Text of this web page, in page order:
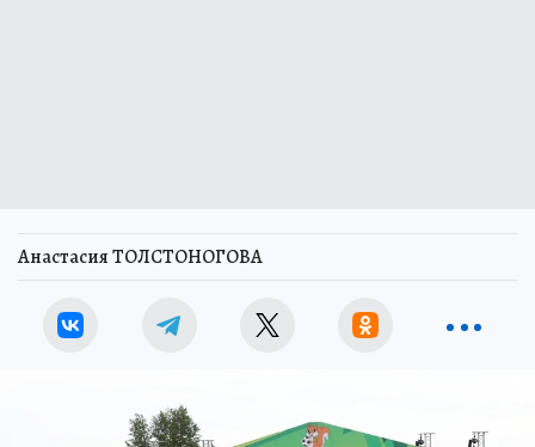
Анастасия ТОЛСТОНОГОВА